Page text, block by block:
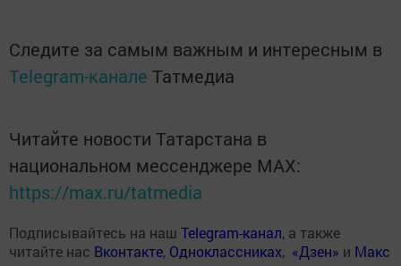
Следите за самым важным и интересным в
Telegram-канале Татмедиа
Читайте новости Татарстана в
национальном мессенджере MАХ:
https://max.ru/tatmedia
Подписывайтесь на наш Telegram-канал, а также
читайте нас Вконтакте, Одноклассниках, «Дзен» и Макс